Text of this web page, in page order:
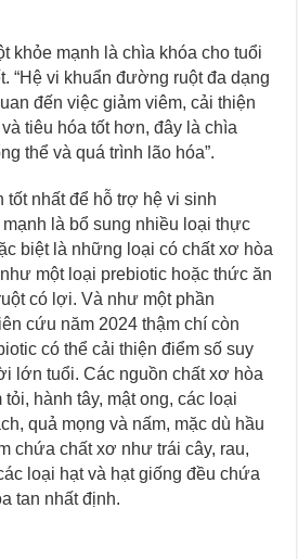
khỏe mạnh là chìa khóa cho tuổi
“Hệ vi khuẩn đường ruột đa dạng
đến việc giảm viêm, cải thiện
tiêu hóa tốt hơn, đây là chìa
thể và quá trình lão hóa”.
tốt nhất để hỗ trợ hệ vi sinh
là bổ sung nhiều loại thực
biệt là những loại có chất xơ hòa
một loại prebiotic hoặc thức ăn
có lợi. Và như một phần
cứu năm 2024 thậm chí còn
có thể cải thiện điểm số suy
lớn tuổi. Các nguồn chất xơ hòa
hành tây, mật ong, các loại
quả mọng và nấm, mặc dù hầu
chứa chất xơ như trái cây, rau,
loại hạt và hạt giống đều chứa
tan nhất định.